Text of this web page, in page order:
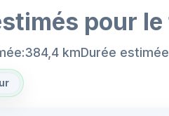
pour
kmDurée